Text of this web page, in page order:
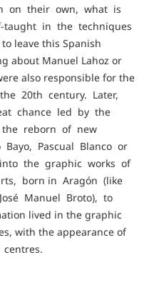
on their own, what is
in the techniques
leave this Spanish
about Manuel Lahoz or
also responsible for the
20th century. Later,
chance led by the
reborn of new
Bayo, Pascual Blanco or
the graphic works of
born in Aragón (like
Manuel Broto), to
lived in the graphic
with the appearance of